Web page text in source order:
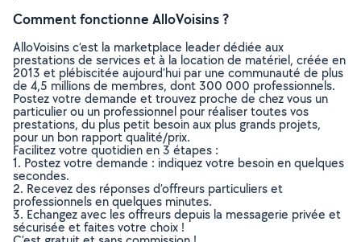
Comment fonctionne AlloVoisins ?
AlloVoisins c’est la marketplace leader dédiée aux
prestations de services et à la location de matériel, créée en
2013 et plébiscitée aujourd’hui par une communauté de plus
de 4,5 millions de membres, dont 300 000 professionnels.
Postez votre demande et trouvez proche de chez vous un
particulier ou un professionnel pour réaliser toutes vos
prestations, du plus petit besoin aux plus grands projets,
pour un bon rapport qualité/prix.
Facilitez votre quotidien en 3 étapes :
1. Postez votre demande : indiquez votre besoin en quelques
secondes.
2. Recevez des réponses d’offreurs particuliers et
professionnels en quelques minutes.
3. Echangez avec les offreurs depuis la messagerie privée et
sécurisée et faites votre choix !